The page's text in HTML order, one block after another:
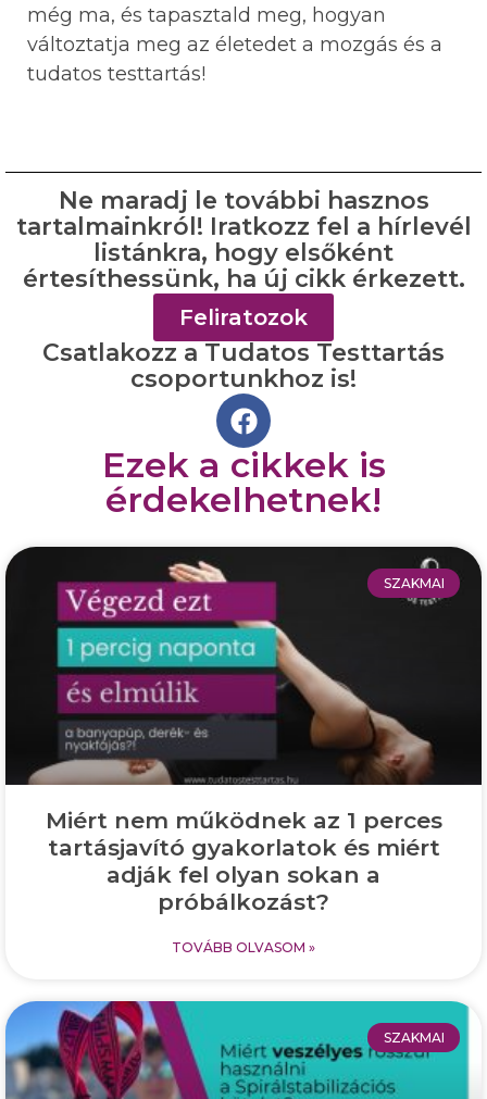
még ma, és tapasztald meg, hogyan
változtatja meg az életedet a mozgás és a
tudatos testtartás!
Ne maradj le további hasznos
tartalmainkról! Iratkozz fel a hírlevél
listánkra, hogy elsőként
értesíthessünk, ha új cikk érkezett.
Feliratozok
Csatlakozz a Tudatos Testtartás
csoportunkhoz is!
Ezek a cikkek is
érdekelhetnek!
SZAKMAI
Miért nem működnek az 1 perces
tartásjavító gyakorlatok és miért
adják fel olyan sokan a
próbálkozást?
TOVÁBB OLVASOM »
SZAKMAI